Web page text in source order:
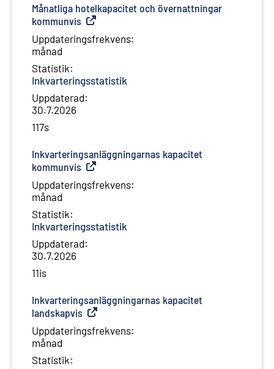
Månatliga hotelkapacitet och övernattningar
kommunvis Extern länk
Uppdateringsfrekvens:
månad
Statistik:
Inkvarteringsstatistik
Uppdaterad:
30.7.2026
117s
Inkvarteringsanläggningarnas kapacitet
kommunvis Extern länk
Uppdateringsfrekvens:
månad
Statistik:
Inkvarteringsstatistik
Uppdaterad:
30.7.2026
11is
Inkvarteringsanläggningarnas kapacitet
landskapvis Extern länk
Uppdateringsfrekvens:
månad
Statistik: